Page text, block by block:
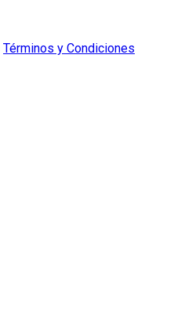
Términos y Condiciones